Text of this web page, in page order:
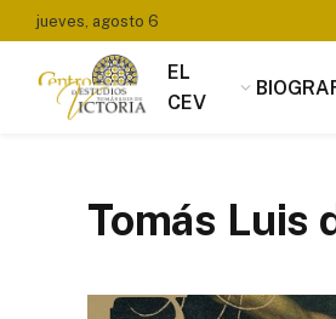
jueves, agosto 6
EL
CEV
Tomás Luis